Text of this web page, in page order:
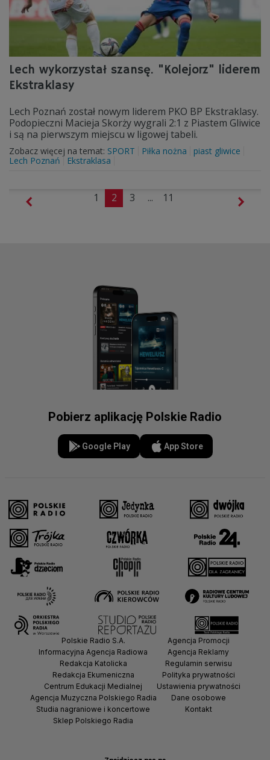
Lech wykorzystał szansę. "Kolejorz" liderem
Ekstraklasy
Lech Poznań został nowym liderem PKO BP Ekstraklasy.
Podopieczni Macieja Skorży wygrali 2:1 z Piastem Gliwice
i są na pierwszym miejscu w ligowej tabeli.
Zobacz więcej na temat: SPORT Piłka nożna
piast gliwice
Lech Poznań
Ekstraklasa
1 2 3 ... 11
Pobierz aplikację Polskie Radio
Google Play App Store
Polskie Radio S.A.
Informacyjna Agencja Radiowa
Redakcja Katolicka
Redakcja Ekumeniczna
Centrum Edukacji Medialnej
Agencja Muzyczna Polskiego Radia
Studia nagraniowe i koncertowe
Sklep Polskiego Radia
Agencja Promocji
Agencja Reklamy
Regulamin serwisu
Polityka prywatności
Ustawienia prywatności
Dane osobowe
Kontakt